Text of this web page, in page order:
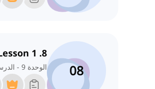
08
8. Unit 9 - Lesson 1
الوحدة 9 - الدرس 1